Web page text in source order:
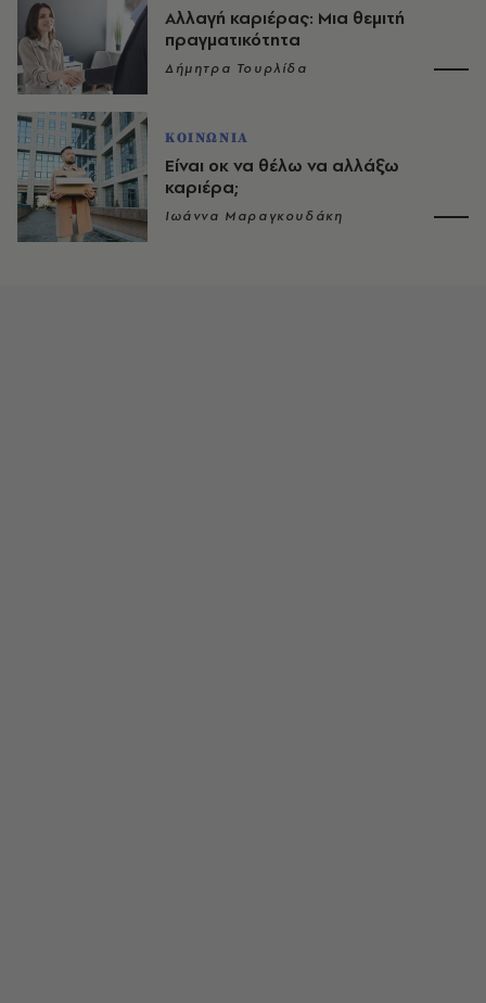
Αλλαγή καριέρας: Μια θεμιτή
πραγματικότητα
Δήμητρα Τουρλίδα
ΚΟΙΝΩΝΙΑ
Είναι οκ να θέλω να αλλάξω
καριέρα;
Ιωάννα Μαραγκουδάκη